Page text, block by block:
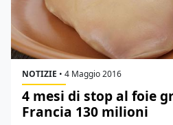
NOTIZIE • 4 Maggio 2016
4 mesi di stop al foie
Francia 130 milioni